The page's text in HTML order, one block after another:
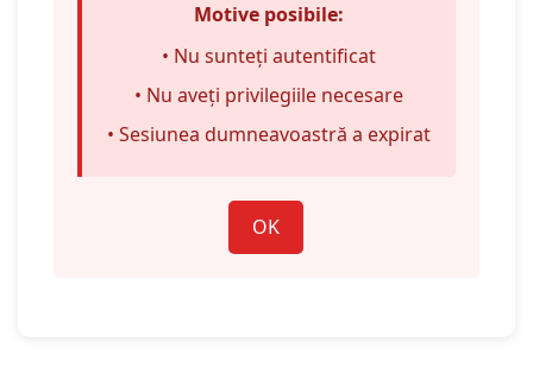
Motive posibile:
• Nu sunteți autentificat
• Nu aveți privilegiile necesare
• Sesiunea dumneavoastră a expirat
OK